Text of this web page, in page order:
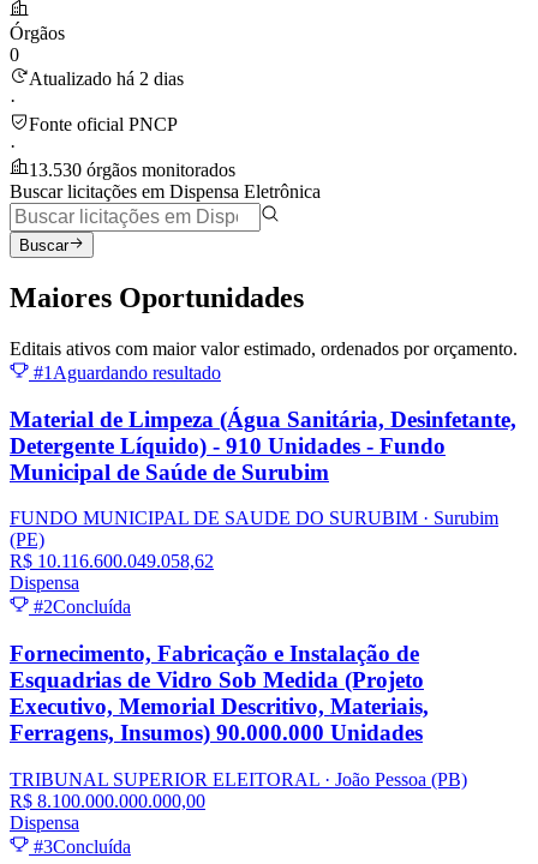
Órgãos
0
Atualizado há 2 dias
·
Fonte oficial PNCP
·
13.530 órgãos monitorados
Buscar licitações em Dispensa Eletrônica
Buscar
Maiores Oportunidades
Editais ativos com maior valor estimado, ordenados por orçamento.
#1 Aguardando resultado
Material de Limpeza (Água Sanitária, Desinfetante,
Detergente Líquido) - 910 Unidades - Fundo
Municipal de Saúde de Surubim
FUNDO MUNICIPAL DE SAUDE DO SURUBIM · Surubim
(PE)
R$ 10.116.600.049.058,62
Dispensa
#2Concluída
Fornecimento, Fabricação e Instalação de
Esquadrias de Vidro Sob Medida (Projeto
Executivo, Memorial Descritivo, Materiais,
Ferragens, Insumos) 90.000.000 Unidades
TRIBUNAL SUPERIOR ELEITORAL · João Pessoa (PB)
R$ 8.100.000.000.000,00
Dispensa
#3Concluída